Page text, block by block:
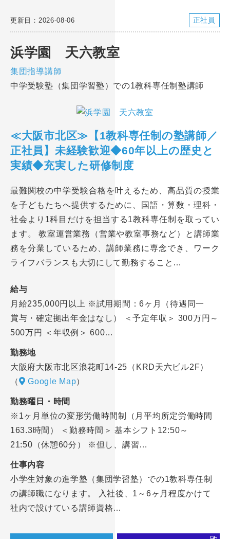
更新日：2026-08-06 正社員
浜学園 天六教室
集団指導講師
中学受験塾（集団学習塾）での1教科専任制塾講師
≪大阪市北区≫【1教科専任制の塾講師／
正社員】未経験歓迎◆60年以上の歴史と
実績◆充実した研修制度
最難関校の中学受験合格を叶えるため、高品質の授業
を子どもたちへ提供するために、国語・算数・理科・
社会より1科目だけを担当する1教科専任制を取ってい
ます。 教室運営業務（営業や教室事務など）と講師業
務を分業しているため、講師業務に専念でき、ワーク
ライフバランスも大切にして勤務すること…
給与
月給235,000円以上 ※試用期間：6ヶ月（待遇同一
賞与・確定拠出年金はなし） ＜予定年収＞ 300万円～
500万円 ＜年収例＞ 600…
勤務地
大阪府大阪市北区浪花町14-25（KRD天六ビル2F）
（
Google Map）
勤務曜日・時間
※1ヶ月単位の変形労働時間制（月平均所定労働時間
163.3時間） ＜勤務時間＞ 基本シフト12:50～
21:50（休憩60分） ※但し、講習…
仕事内容
小学生対象の進学塾（集団学習塾）での1教科専任制
の講師職になります。 入社後、1～6ヶ月程度かけて
社内で設けている講師資格…